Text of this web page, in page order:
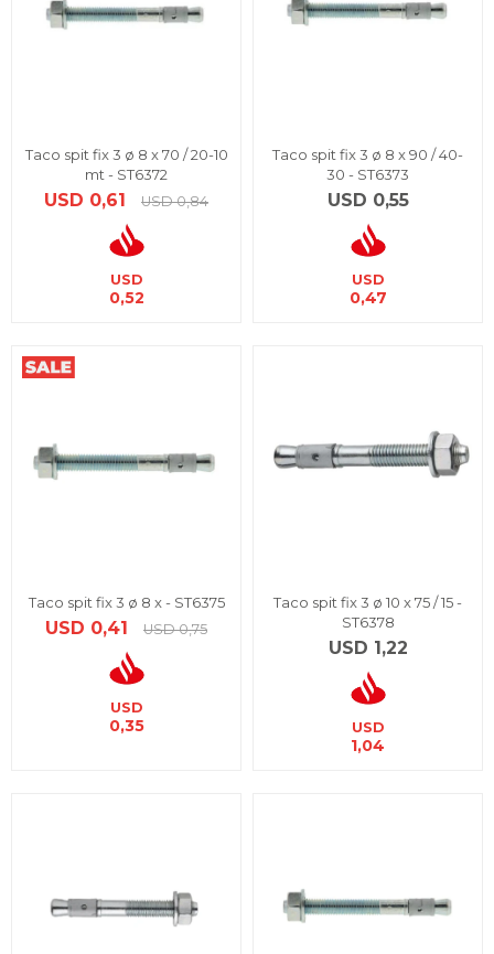
Taco spit fix 3 ø 8 x 70 / 20-10
mt - ST6372
USD 0,61 USD 0,84
USD
0,52
Taco spit fix 3 ø 8 x 90 / 40-
30 - ST6373
USD 0,55
USD
0,47
Taco spit fix 3 ø 8 x - ST6375
USD 0,41 USD 0,75
USD
0,35
Taco spit fix 3 ø 10 x 75 / 15 -
ST6378
USD 1,22
USD
1,04